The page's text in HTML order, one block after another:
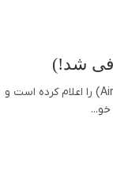
شرکت DJI تاریخ احتمالی معرفی پهپاد ایر 3 اس (Air 3S) را اعلام کرده است و